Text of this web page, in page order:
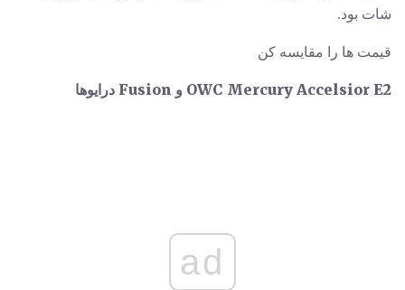
شات بود.
قیمت ها را مقایسه کن
OWC Mercury Accelsior E2 و Fusion درایوها
ad